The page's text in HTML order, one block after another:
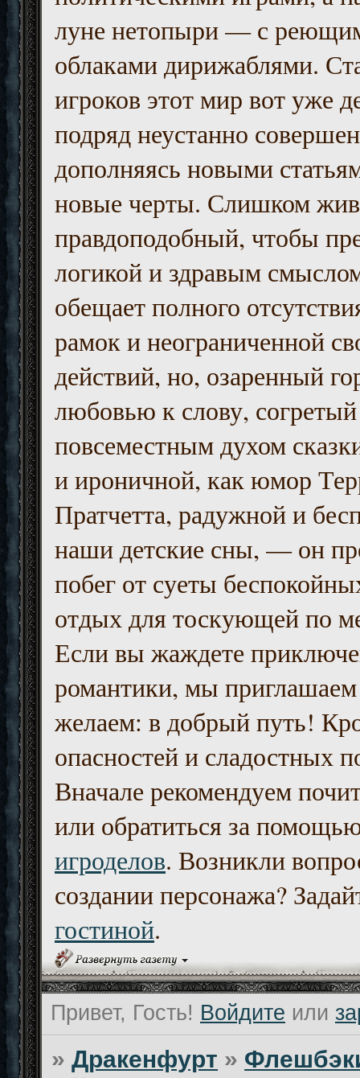
луне нетопыри — с
облаками дирижаблями.
игроков этот мир вот уже
подряд неустанно
дополняясь новыми
новые черты. Слишком
правдоподобный, чтобы
логикой и здравым
обещает полного
рамок и неограниченной
действий, но, озаренный
любовью к слову, согретый
повсеместным духом
и ироничной, как юмор
Пратчетта, радужной и
наши детские сны, — он
побег от суеты
отдых для тоскующей по
Если вы жаждете
романтики, мы приглашаем
желаем: в добрый путь!
опасностей и сладостных
Вначале рекомендуем
или обратиться за
игроделов. Возникли
создании персонажа?
гостиной.
Привет, Гость! Войдите или
»Дракенфурт »